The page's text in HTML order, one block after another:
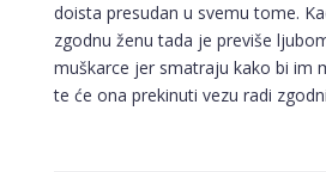
doista presudan u svemu tome.
zgodnu ženu tada je previše
muškarce jer smatraju kako bi im
te će ona prekinuti vezu radi